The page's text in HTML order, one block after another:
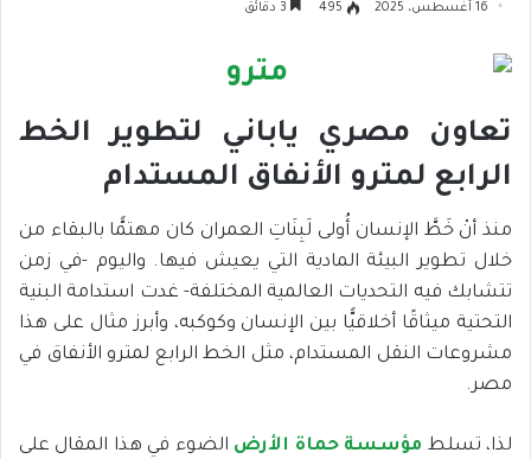
16 أغسطس، 2025 495
تعاون مصري ياباني لتطوير الخط
الرابع لمترو الأنفاق المستدام
منذ أنْ خَطَّ الإنسان أُولى لَبِنَاتِ العمران كان مهتمًّا بالبقاء من
خلال تطوير البيئة المادية التي يعيش فيها. واليوم -في زمن
تتشابك فيه التحديات العالمية المختلفة- غدت استدامة البنية
التحتية ميثاقًا أخلاقيًّا بين الإنسان وكوكبه، وأبرز مثال على هذا
مشروعات النقل المستدام، مثل الخط الرابع لمترو الأنفاق في
مصر.
لذا، تسلط مؤسسة حماة الأرض الضوء في هذا المقال على